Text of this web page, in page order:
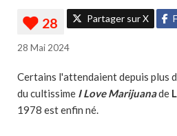
Partager sur X
28 Mai 2024
Certains l'attendaient depuis plus
du cultissime I Love Marijuanade
1978 est enfin né.